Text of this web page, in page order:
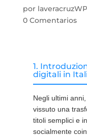
por laveracruzWP
0 Comentarios
1.
digitali in
Negli ultimi
vissuto una
titoli semplici e
socialmente